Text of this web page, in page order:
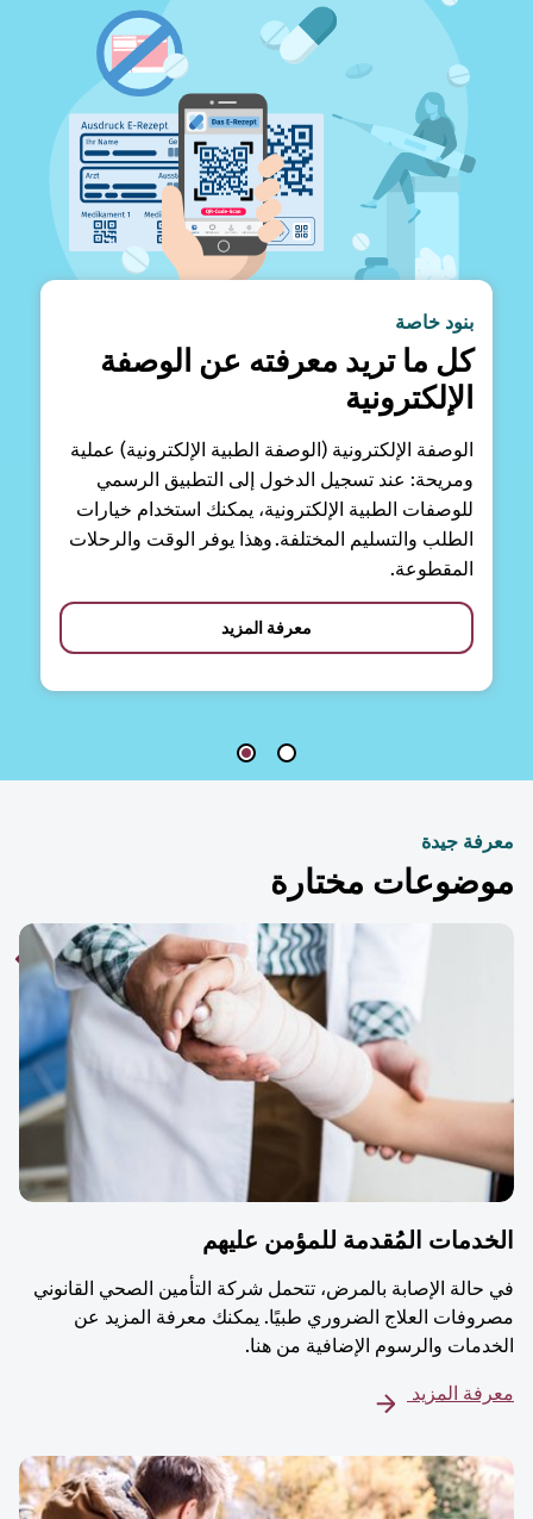
بنود خاصة
كل ما تريد معرفته عن الوصفة
الإلكترونية
الوصفة الإلكترونية (الوصفة الطبية الإلكترونية) عملية
ومريحة: عند تسجيل الدخول إلى التطبيق الرسمي
للوصفات الطبية الإلكترونية، يمكنك استخدام خيارات
الطلب والتسليم المختلفة. وهذا يوفر الوقت والرحلات
المقطوعة.
معرفة المزيد
جيدة
مختارة
المُقدمة للمؤمن عليهم
الإصابة بالمرض، تتحمل شركة التأمين الصحي القانوني
العلاج الضروري طبيًا. يمكنك معرفة المزيد عن
والرسوم الإضافية من هنا.
المزيد